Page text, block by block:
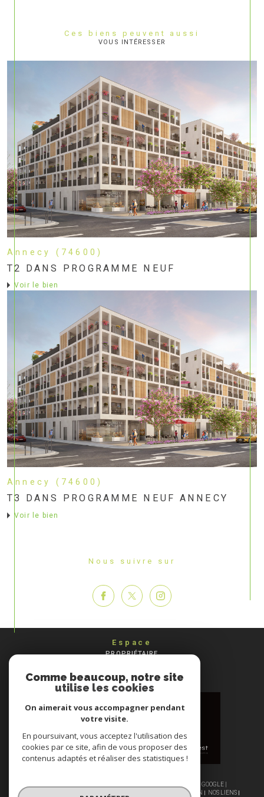
Ces biens peuvent aussi
VOUS INTÉRESSER
Annecy (74600)
T2 DANS PROGRAMME NEUF
voir le bien
Annecy (74600)
T3 DANS PROGRAMME NEUF ANNECY
voir le bien
Nous suivre sur
Espace
PROPRIÉTAIRE
© 2026 | TOUS DROITS RÉSERVÉS | TRADUCTION POWERED BY GOOGLE |
ADMIN NOS LIENS
Comme beaucoup, notre site
utilise les cookies
On aimerait vous accompagner pendant
votre visite.
En poursuivant, vous acceptez l'utilisation des
cookies par ce site, afin de vous proposer des
contenus adaptés et réaliser des statistiques !